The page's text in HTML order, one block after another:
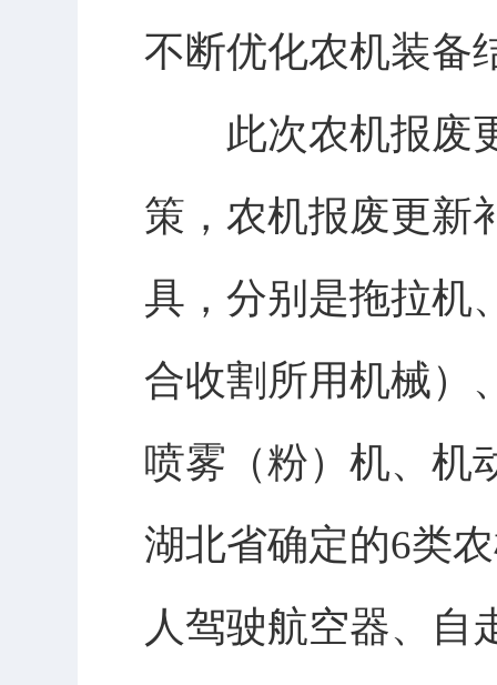
不断优化农机装备
此次农机报废更
策，农机报废更新
具，分别是拖拉机
合收割所用机械）
喷雾（粉）机、机
湖北省确定的6类
人驾驶航空器、自